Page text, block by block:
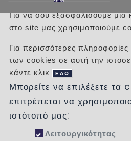
/ Προϊόντα /
ΧΑΛΑΖΙΑΚΑ -
Κατηγορίες
ΧΡΩΜΑ
Για να σου εξασφαλίσουμε μια
στο site μας χρησιμοποιούμε
Για περισσότερες
των cookies σε αυτή την
κάντε κλικ
ΕΔΩ
Μπορείτε να επιλέξετε τα
επιτρέπεται να
ιστότοπό μας:
Λειτουργικότητας